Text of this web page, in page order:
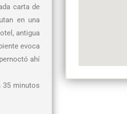
carta de
en una
antigua
evoca
ahí
35 minutos